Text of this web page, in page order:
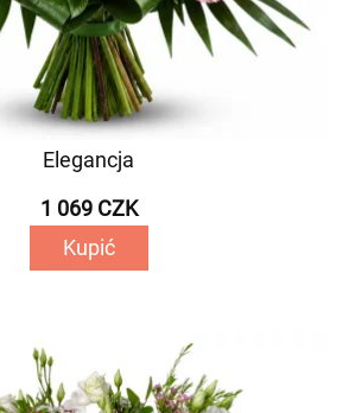
Elegancja
1 069 CZK
Kupić